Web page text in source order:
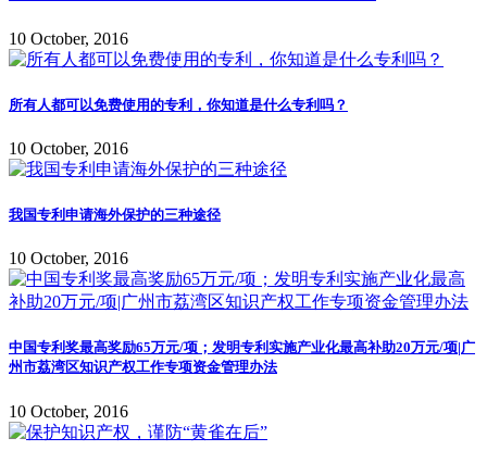
10 October, 2016
所有人都可以免费使用的专利，你知道是什么专利吗？
10 October, 2016
我国专利申请海外保护的三种途径
10 October, 2016
中国专利奖最高奖励65万元/项；发明专利实施产业化最高补助20万元/项|广
州市荔湾区知识产权工作专项资金管理办法
10 October, 2016